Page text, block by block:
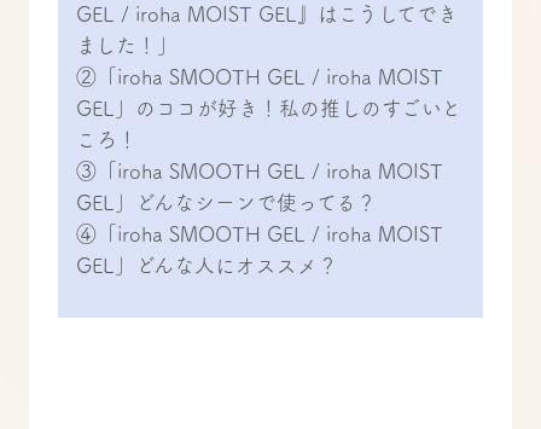
GEL / iroha MOIST GEL』はこうしてでき
ました！」
②「iroha SMOOTH GEL / iroha MOIST
GEL」のココが好き！私の推しのすごいと
ころ！
③「iroha SMOOTH GEL / iroha MOIST
GEL」どんなシーンで使ってる？
④「iroha SMOOTH GEL / iroha MOIST
GEL」どんな人にオススメ？